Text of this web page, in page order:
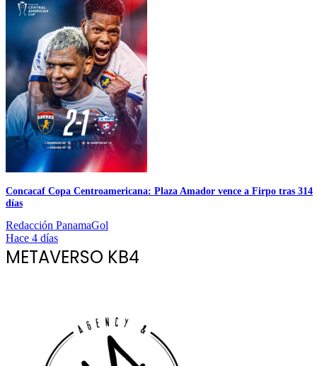
Concacaf Copa Centroamericana: Plaza Amador vence a Firpo tras 314
días
Redacción PanamaGol
Hace 4 días
METAVERSO KB4